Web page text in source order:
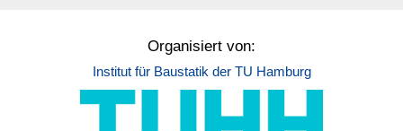
Organisiert von:
Institut für Baustatik der TU Hamburg